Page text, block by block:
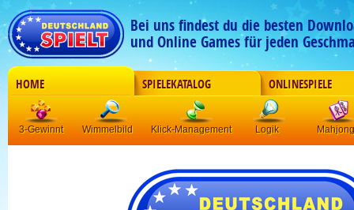
Bei uns findest du die besten
und Online Games für jeden
HOME SPIELEKATALOG ONLINESPIELE
3-Gewinnt Wimmelbild Klick-Management Logik Mahjong